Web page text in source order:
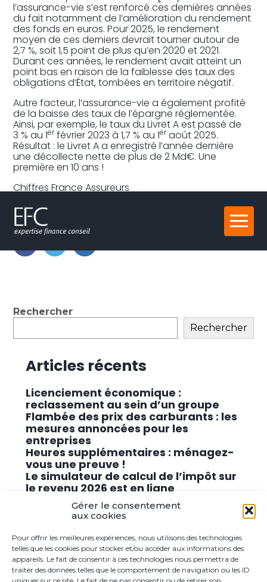
Gérer le consentement
aux cookies
Pour offrir les meilleures expériences, nous utilisons des technologies
telles que les cookies pour stocker et/ou accéder aux informations des
appareils. Le fait de consentir à ces technologies nous permettra de
traiter des données telles que le comportement de navigation ou les ID
Aller
au
l’assurance-vie s’est renforcé ces dernières années
du fait notamment de l’amélioration du rendement
des fonds en euros. Pour 2025, le rendement
moyen de ces derniers devrait tourner autour de
2,7 %, soit 1,5 point de plus qu’en 2020 et 2021.
Durant ces années, le rendement avait atteint un
point bas en raison de la faiblesse des taux des
obligations d’État, tombées en territoire négatif.
Autre facteur, l’assurance-vie a également profité
de la baisse des taux de l’épargne réglementée.
Ainsi, par exemple, le taux du Livret A est passé de
3 % au 1erfévrier 2023 à 1,7 % au 1eraoût 2025.
Résultat : le Livret A a enregistré l’année dernière
une décollecte nette de plus de 2 Md€. Une
première en 10 ans !
Chiffres France Assureurs
Partager :
FaceBook
TwitterLinkedIn
Blog
Rechercher
Rechercher
Articles récents
Licenciement économique :
reclassement au sein d’un groupe
Flambée des prix des carburants : les
mesures annoncées pour les
entreprises
Heures supplémentaires : ménagez-
vous une preuve !
Le simulateur de calcul de l’impôt sur
le revenu 2026 est en ligne
Promouvoir des solutions de
cybersécurité conformes au RGPD
Commentaires récents
Aucun commentaire à afficher.